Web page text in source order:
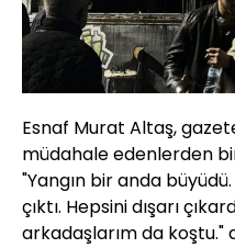
Esnaf Murat Altaş,
müdahale edenlerden
"Yangın bir anda
çıktı. Hepsini dışarı
arkadaşlarım da koştu."